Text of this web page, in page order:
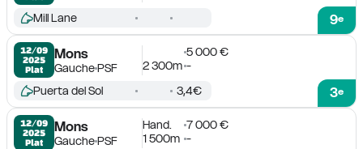
9e
Mill Lane
12/09
2025
Plat
Mons
GauchePSF
5 000 €
2 300m -
3e
Puerta del Sol 3,4€
12/09
2025
Plat
Mons
GauchePSF
Hand.
7 000 €
1 500m -